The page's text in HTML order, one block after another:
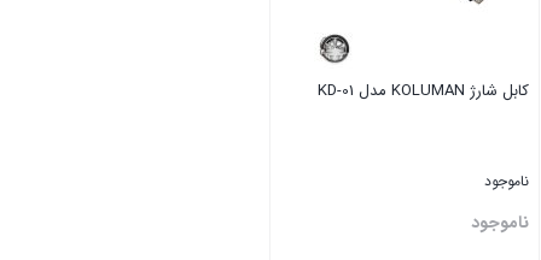
کابل شارژ KOLUMAN مدل KD-01
ناموجود
ناموجود